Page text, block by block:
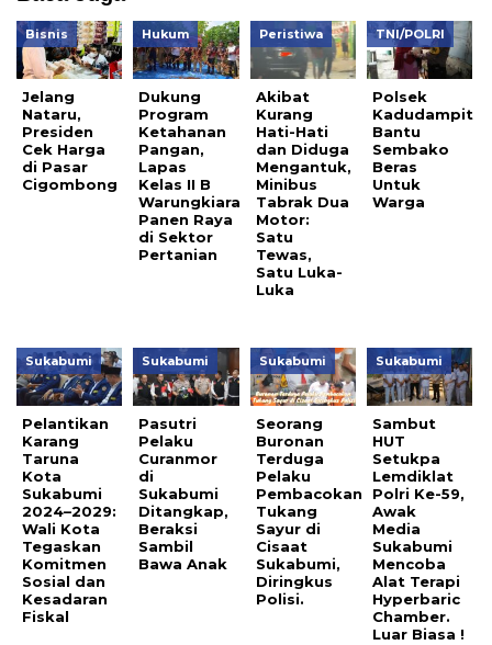
Bisnis
Jelang
Nataru,
Presiden
Cek Harga
di Pasar
Cigombong
Hukum
Dukung
Program
Ketahanan
Pangan,
Lapas
Kelas II B
Warungkiara
Panen Raya
di Sektor
Pertanian
Peristiwa
Akibat
Kurang
Hati-Hati
dan Diduga
Mengantuk,
Minibus
Tabrak Dua
Motor:
Satu
Tewas,
Satu Luka-
Luka
TNI/POLRI
Polsek
Kadudampit
Bantu
Sembako
Beras
Untuk
Warga
Sukabumi
Pelantikan
Karang
Taruna
Kota
Sukabumi
2024–2029:
Wali Kota
Tegaskan
Komitmen
Sosial dan
Kesadaran
Fiskal
Sukabumi
Pasutri
Pelaku
Curanmor
di
Sukabumi
Ditangkap,
Beraksi
Sambil
Bawa Anak
Sukabumi
Seorang
Buronan
Terduga
Pelaku
Pembacokan
Tukang
Sayur di
Cisaat
Sukabumi,
Diringkus
Polisi.
Sukabumi
Sambut
HUT
Setukpa
Lemdiklat
Polri Ke-59,
Awak
Media
Sukabumi
Mencoba
Alat Terapi
Hyperbaric
Chamber.
Luar Biasa !